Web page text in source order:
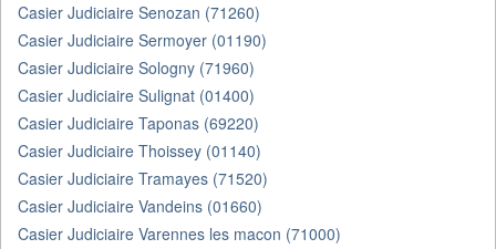
Casier Judiciaire Senozan (71260)
Casier Judiciaire Sermoyer (01190)
Casier Judiciaire Sologny (71960)
Casier Judiciaire Sulignat (01400)
Casier Judiciaire Taponas (69220)
Casier Judiciaire Thoissey (01140)
Casier Judiciaire Tramayes (71520)
Casier Judiciaire Vandeins (01660)
Casier Judiciaire Varennes les macon (71000)